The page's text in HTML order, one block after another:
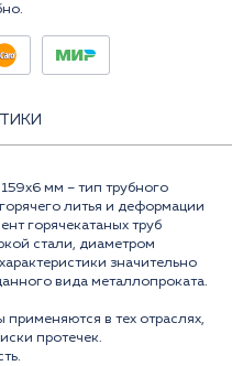
159x6 мм – тип трубного
литья и деформации
горячекатаных труб
стали, диаметром
значительно
вида металлопроката.
в тех отраслях,
протечек.